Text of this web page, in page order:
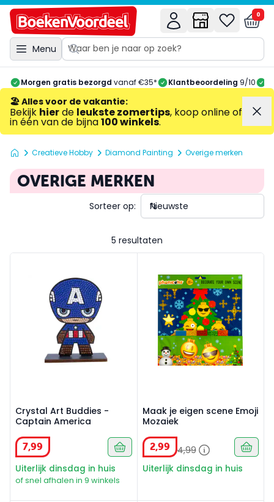
Menu
0
Morgen gratis bezorgd vanaf €35* Klantbeoordeling 9/10
🏖️ Alles voor de vakantie:
Bekijk hierde leukste zomertips, koop online of
in één van de bijna100 winkels.
Creatieve Hobby Diamond Painting Overige merken
OVERIGE MERKEN
5 resultaten
Sorteer op:
Crystal Art Buddies -
Captain America
7,99
Uiterlijk dinsdag in huis
of snel afhalen in 9 winkels
Maak je eigen scene Emoji
Mozaiek
2,99 4,99
Uiterlijk dinsdag in huis